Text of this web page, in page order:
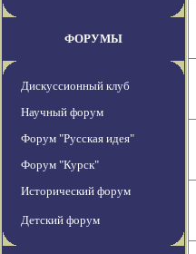
ФОРУМЫ
Дискуссионный клуб
Научный форум
Форум "Русская идея"
Форум "Курск"
Исторический форум
Детский форум